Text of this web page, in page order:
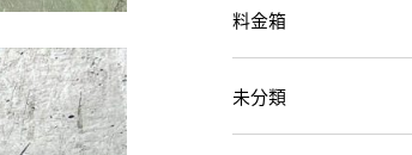
料金箱
未分類